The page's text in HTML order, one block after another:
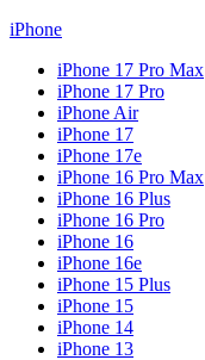
iPhone
iPhone 17 Pro Max
iPhone 17 Pro
iPhone Air
iPhone 17
iPhone 17e
iPhone 16 Pro Max
iPhone 16 Plus
iPhone 16 Pro
iPhone 16
iPhone 16e
iPhone 15 Plus
iPhone 15
iPhone 14
iPhone 13